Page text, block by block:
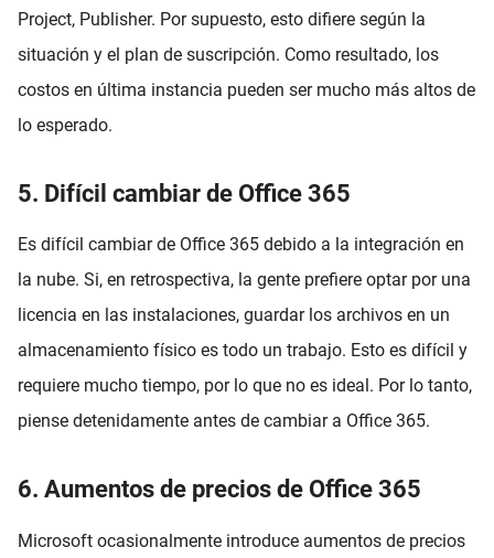
Project, Publisher. Por supuesto, esto difiere según la
situación y el plan de suscripción. Como resultado, los
costos en última instancia pueden ser mucho más altos de
lo esperado.
5. Difícil cambiar de Office 365
Es difícil cambiar de Office 365 debido a la integración en
la nube. Si, en retrospectiva, la gente prefiere optar por una
licencia en las instalaciones, guardar los archivos en un
almacenamiento físico es todo un trabajo. Esto es difícil y
requiere mucho tiempo, por lo que no es ideal. Por lo tanto,
piense detenidamente antes de cambiar a Office 365.
6. Aumentos de precios de Office 365
Microsoft ocasionalmente introduce aumentos de precios